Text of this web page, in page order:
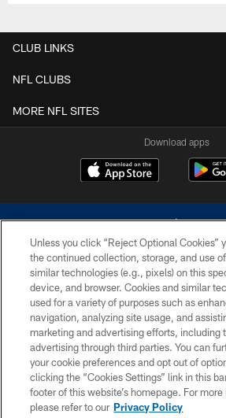
CLUB LINKS
NFL CLUBS
MORE NFL SITES
Download apps
©2026 Dallas Cowboys. All rights reserved. Do
without permission of the Dallas Cowboys.
Cheerleaders will not initiate contact with any
financial information.
PRIVACY POLICY
ACCESSIBILITY
SITE MAP
Unless you click “Reject Optional Cookies”
the continued collection, storage, and use
similar technologies (e.g., pixels) on this
device, and browser. Cookies and similar
used for a variety of purposes such as
navigation, analyzing site usage, and
marketing and advertising efforts, including
advertising through third parties. You can
your cookie preferences and opt out of
clicking the “Cookies Settings” link in this
footer of this website’s homepage. For
please refer to our Privacy Policy